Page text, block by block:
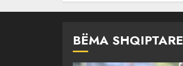
BËMA SHQIPTARE